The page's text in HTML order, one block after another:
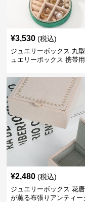
¥3,530 (税込)
ジュエリーボックス 丸
ュエリーボックス 携帯
¥2,480 (税込)
ジュエリーボックス 花
が薫る布張りアンティー